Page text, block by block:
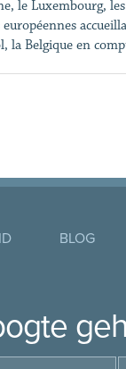
le Luxembourg,
la Belgique en
BLOG